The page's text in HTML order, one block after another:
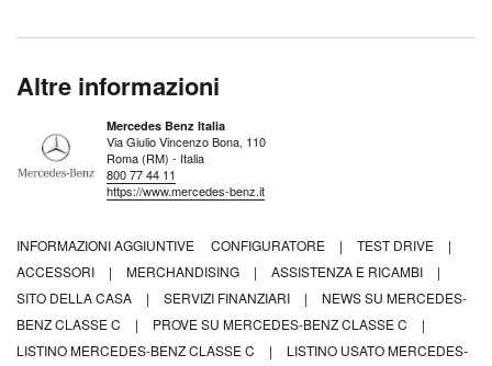
Altre informazioni
Mercedes Benz Italia
Via Giulio Vincenzo Bona, 110
Roma (RM) - Italia
800 77 44 11
https://www.mercedes-benz.it
INFORMAZIONI AGGIUNTIVE CONFIGURATORE | TEST DRIVE
|
ACCESSORI
| MERCHANDISING | ASSISTENZA E RICAMBI
|
SITO DELLA CASA
| SERVIZI FINANZIARI |
NEWS SU MERCEDES-
BENZ CLASSE C
| PROVE SU MERCEDES-BENZ CLASSE C
|
LISTINO MERCEDES-BENZ CLASSE C
|
LISTINO USATO MERCEDES-